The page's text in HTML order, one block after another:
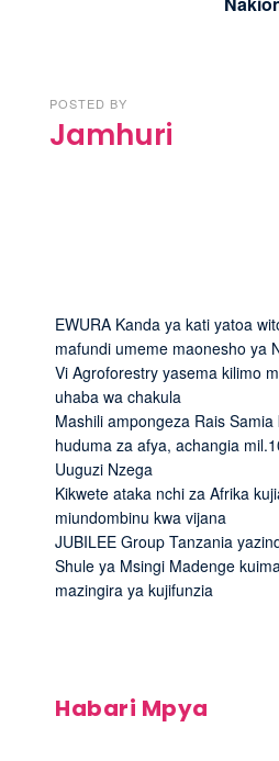
POSTED BY
Jamhuri
EWURA Kanda ya kati yatoa
mafundi umeme maonesho ya
Vi Agroforestry yasema kilimo
uhaba wa chakula
Mashili ampongeza Rais
huduma za afya, achangia
Uuguzi Nzega
Kikwete ataka nchi za Afrika
miundombinu kwa vijana
JUBILEE Group Tanzania
Shule ya Msingi Madenge
mazingira ya kujifunzia
Habari Mpya